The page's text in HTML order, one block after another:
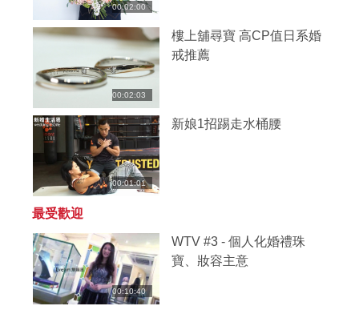
00:02:00
00:02:03
樓上舖尋寶 高CP值日系婚
戒推薦
00:01:01
新娘1招踢走水桶腰
最受歡迎
00:10:40
WTV #3 - 個人化婚禮珠
寶、妝容主意